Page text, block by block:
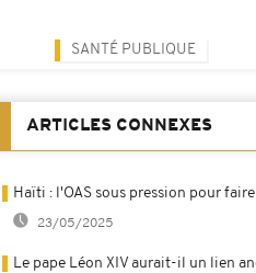
SANTÉ PUBLIQUE
ARTICLES CONNEXES
Haïti : l'OAS sous pression pour
23/05/2025
Le pape Léon XIV aurait-il un lien